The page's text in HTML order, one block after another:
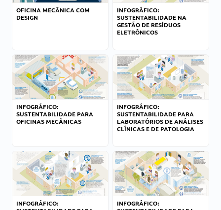
OFICINA MECÂNICA COM
DESIGN
INFOGRÁFICO:
SUSTENTABILIDADE NA
GESTÃO DE RESÍDUOS
ELETRÔNICOS
INFOGRÁFICO:
SUSTENTABILIDADE PARA
OFICINAS MECÂNICAS
INFOGRÁFICO:
SUSTENTABILIDADE PARA
LABORATÓRIOS DE ANÁLISES
CLÍNICAS E DE PATOLOGIA
INFOGRÁFICO:
INFOGRÁFICO: